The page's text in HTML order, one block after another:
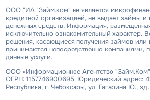
ООО "ИА "Займ.ком" не является
кредитной организацией, не выдает займы и
денежных средств. Информация,
исключительно ознакомительный характер.
решения, касающиеся получения займов или
принимаются непосредственно компаниями,
данные услуги.
ООО «Информационное Агентство
ОГРН: 1157746900695. Юридический адрес:
Республика, г. Чебоксары, ул. Гагарина Ю.,